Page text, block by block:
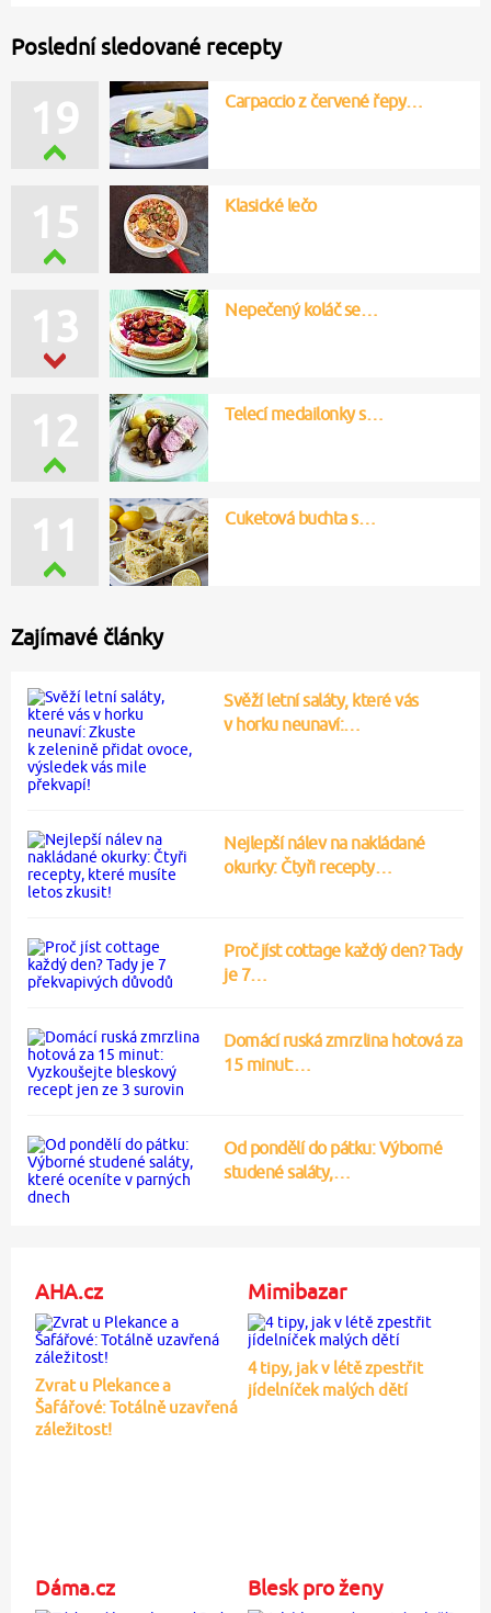
Poslední sledované recepty
19 Carpaccio z červené řepy…
13 Nepečený koláč se…
15 Klasické lečo
11 Cuketová buchta s…
12 Telecí medailonky s…
Zajímavé články
Svěží letní saláty, které vás
v horku neunaví:…
Nejlepší nálev na nakládané
okurky: Čtyři recepty…
Proč jíst cottage každý den? Tady
je 7…
Domácí ruská zmrzlina hotová za
15 minut:…
Od pondělí do pátku: Výborné
studené saláty,…
AHA.cz
Zvrat u Plekance a
Šafářové: Totálně uzavřená
záležitost!
Mimibazar
4 tipy, jak v létě zpestřit
jídelníček malých dětí
Dáma.cz Blesk pro ženy